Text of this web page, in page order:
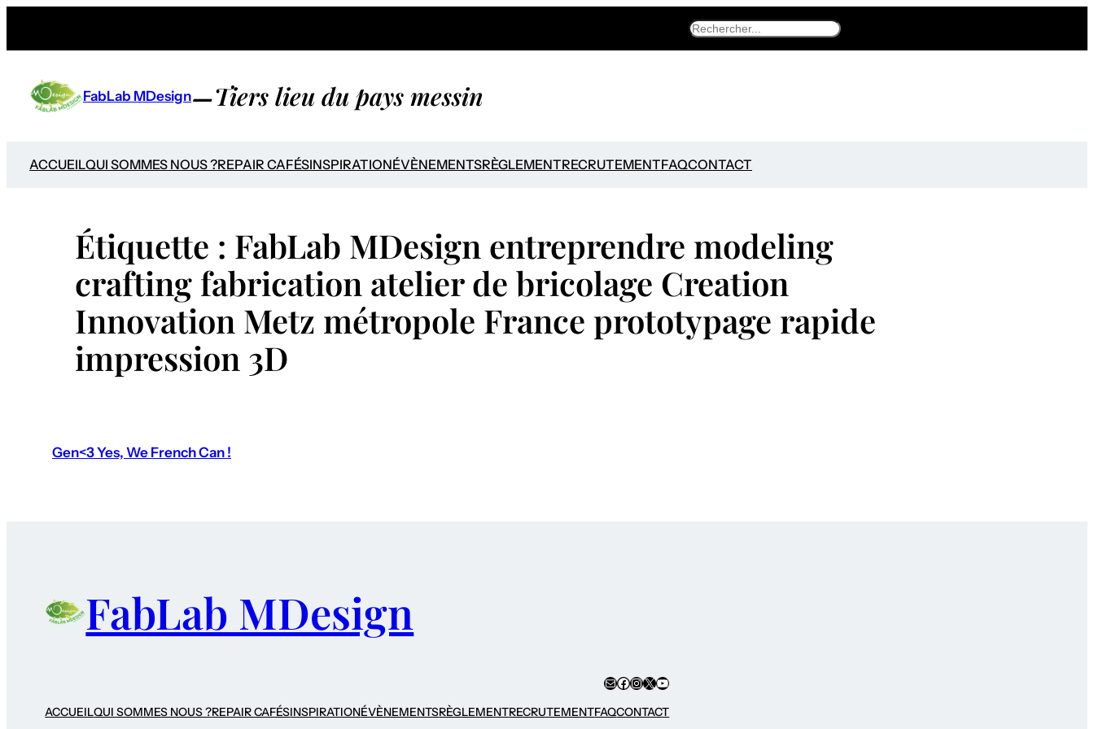
Search
FabLab MDesign–Tiers lieu du pays messin
ACCUEILQUI SOMMES NOUS ?REPAIR CAFÉSINSPIRATIONÉVÈNEMENTSRÈGLEMENTRECRUTEMENTFAQCONTACT
Étiquette : FabLab MDesign entreprendre modeling
crafting fabrication atelier de bricolage Creation
Innovation Metz métropole France prototypage rapide
impression 3D
Gen<3 Yes, We French Can !
FabLab MDesign
E-mailFacebook
Instagram
X YouTube
ACCUEILQUI SOMMES NOUS ?REPAIR CAFÉSINSPIRATIONÉVÈNEMENTSRÈGLEMENTRECRUTEMENTFAQCONTACT